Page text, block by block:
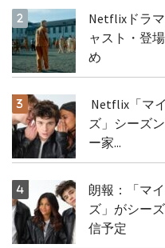
Netflixドラ
ャスト・登
め
Netflix「マ
ズ」シーズ
ー家...
朗報：「マ
ズ」がシー
信予定